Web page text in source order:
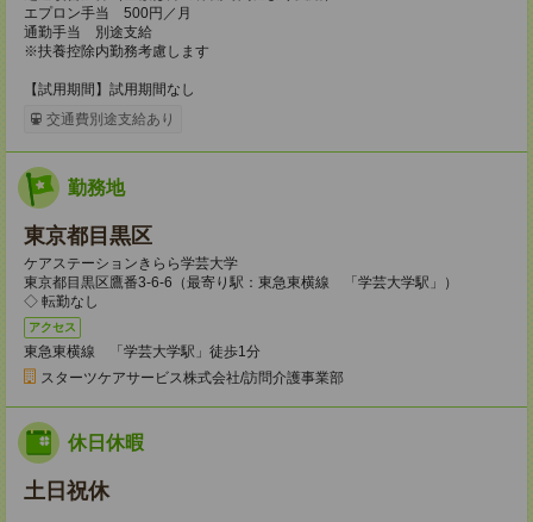
エプロン手当 500円／月
通勤手当 別途支給
※扶養控除内勤務考慮します
【試用期間】試用期間なし
交通費別途支給あり
勤務地
東京都目黒区
ケアステーションきらら学芸大学
東京都目黒区鷹番3-6-6（最寄り駅：東急東横線 「学芸大学駅」）
◇ 転勤なし
アクセス
東急東横線 「学芸大学駅」徒歩1分
スターツケアサービス株式会社/訪問介護事業部
休日休暇
土日祝休